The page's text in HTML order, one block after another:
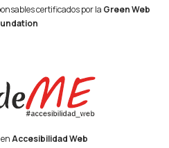
certificados por la Green Web
Accesibilidad Web